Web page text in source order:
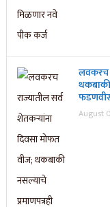
लवकरच
थकबाकी
August